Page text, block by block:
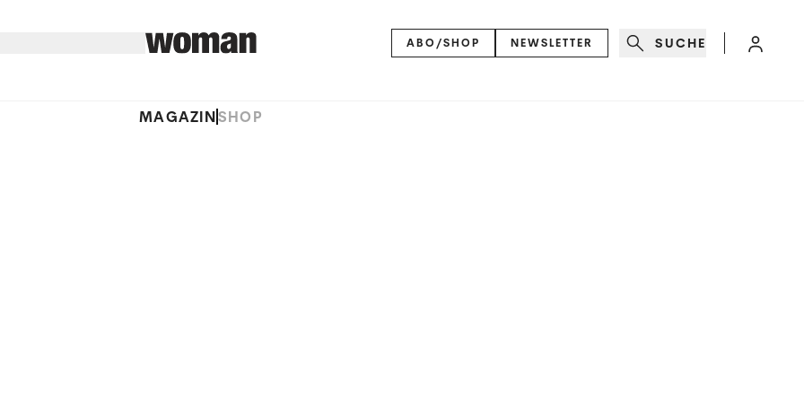
ABO/SHOP NEWSLETTER SUCHE
MAGAZINSHOP